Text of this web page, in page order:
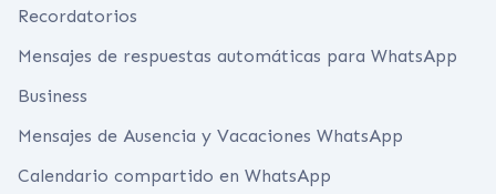
Recordatorios
Mensajes de respuestas automáticas para WhatsApp
Business
Mensajes de Ausencia y Vacaciones WhatsApp
Calendario compartido en WhatsApp